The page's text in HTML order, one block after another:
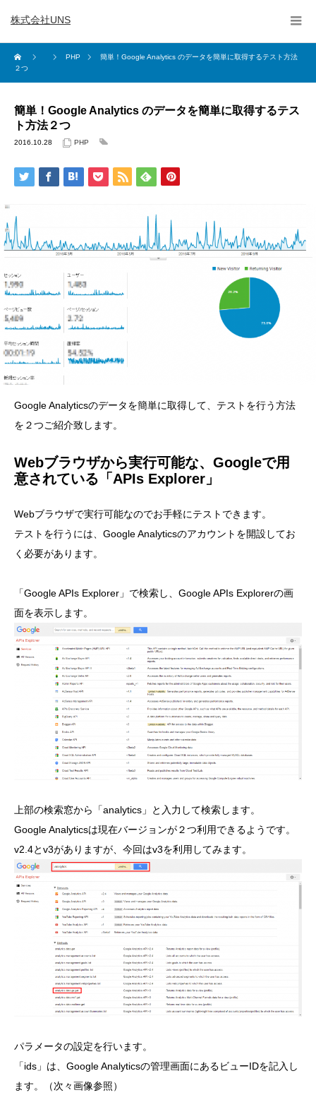
株式会社UNS
PHP
簡単！Google Analytics のデータを簡単に取得するテスト方法
２つ
簡単！Google Analytics のデータを簡単に取得するテス
ト方法２つ
2016.10.28 PHP
Google Analyticsのデータを簡単に取得して、テストを行う方法
を２つご紹介致します。
Webブラウザから実行可能な、Googleで用
意されている「APIs Explorer」
Webブラウザで実行可能なのでお手軽にテストできます。
テストを行うには、Google Analyticsのアカウントを開設してお
く必要があります。
「Google APIs Explorer」で検索し、Google APIs Explorerの画
面を表示します。
上部の検索窓から「analytics」と入力して検索します。
Google Analyticsは現在バージョンが２つ利用できるようです。
v2.4とv3がありますが、今回はv3を利用してみます。
パラメータの設定を行います。
「ids」は、Google Analyticsの管理画面にあるビューIDを記入し
ます。（次々画像参照）